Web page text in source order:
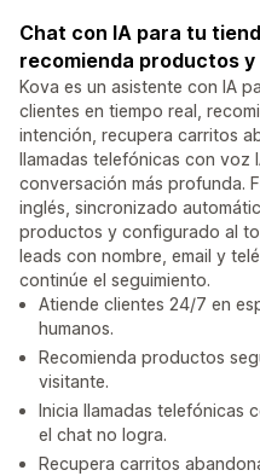
Chat con IA para tu
recomienda productos
Kova es un asistente con IA
clientes en tiempo real,
intención, recupera carritos
llamadas telefónicas con
conversación más profunda.
inglés, sincronizado
productos y configurado al
leads con nombre, email y
continúe el seguimiento.
Atiende clientes 24/7 en
humanos.
Recomienda productos
visitante.
Inicia llamadas telefónicas
el chat no logra.
Recupera carritos